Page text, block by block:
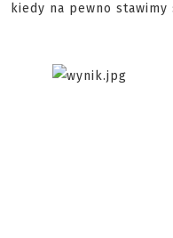
kiedy na pewno